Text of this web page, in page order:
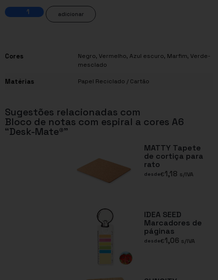
adicionar
Cores Negro, Vermelho, Azul escuro, Marfim, Verde-
mesclado
Matérias Papel Reciclado / Cartão
Sugestões relacionadas com
Bloco de notas com espiral a cores A6
“Desk-Mate®”
MATTY Tapete
de cortiça para
rato
desde€1,18 s/IVA
IDEA SEED
Marcadores de
páginas
desde€1,06 s/IVA